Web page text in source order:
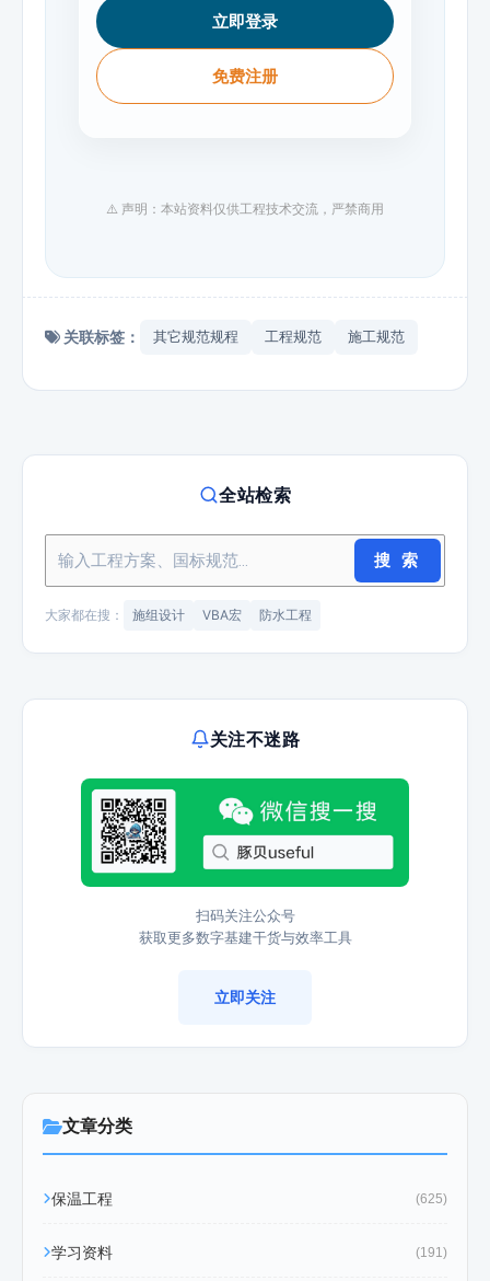
立即登录
免费注册
⚠️ 声明：本站资料仅供工程技术交流，严禁商用
关联标签： 其它规范规程 工程规范 施工规范
全站检索
搜 索
大家都在搜： 施组设计 VBA宏 防水工程
关注不迷路
扫码关注公众号
获取更多数字基建干货与效率工具
立即关注
文章分类
保温工程 (625)
学习资料 (191)